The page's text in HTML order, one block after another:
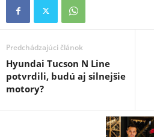
Predchádzajúci článok
Hyundai Tucson N Line
potvrdili, budú aj silnejšie
motory?